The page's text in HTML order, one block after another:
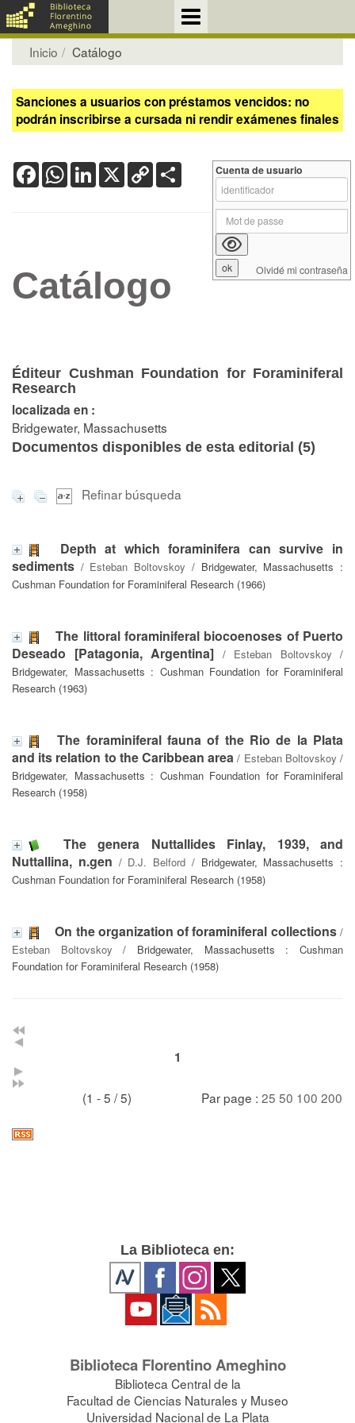
Inicio Catálogo
Sanciones a usuarios con préstamos vencidos: no
podrán inscribirse a cursada ni rendir exámenes finales
FacebookWhatsApp
LinkedIn
X Copy
Link
Catálogo
Éditeur Cushman Foundation for Foraminiferal
Research
localizada en :
Bridgewater, Massachusetts
Documentos disponibles de esta editorial (5)
Refinar búsqueda
Depth at which foraminifera can survive in
sediments / Esteban Boltovskoy / Bridgewater, Massachusetts :
Cushman Foundation for Foraminiferal Research (1966)
The littoral foraminiferal biocoenoses of Puerto
Deseado [Patagonia, Argentina] / Esteban Boltovskoy /
Bridgewater, Massachusetts : Cushman Foundation for Foraminiferal
Research (1963)
The foraminiferal fauna of the Rio de la Plata
and its relation to the Caribbean area / Esteban Boltovskoy /
Bridgewater, Massachusetts : Cushman Foundation for Foraminiferal
Research (1958)
The genera Nuttallides Finlay, 1939, and
Nuttallina, n.gen / D.J. Belford / Bridgewater, Massachusetts :
Cushman Foundation for Foraminiferal Research (1958)
On the organization of foraminiferal collections/
Esteban Boltovskoy / Bridgewater, Massachusetts : Cushman
Foundation for Foraminiferal Research (1958)
1
(1 - 5 / 5) Par page : 25 50 100 200
Cuenta de usuario
Olvidé mi contraseña
La Biblioteca en:
Biblioteca Florentino Ameghino
Biblioteca Central de la
Facultad de Ciencias Naturales y Museo
Universidad Nacional de La Plata